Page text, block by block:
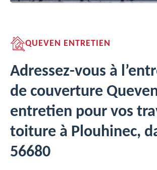
QUEVEN ENTRETIEN
Adressez-vous à
de couverture
entretien pour vos
toiture à Plouhinec,
56680